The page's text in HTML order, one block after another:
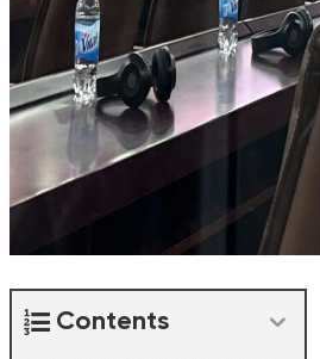
Contents